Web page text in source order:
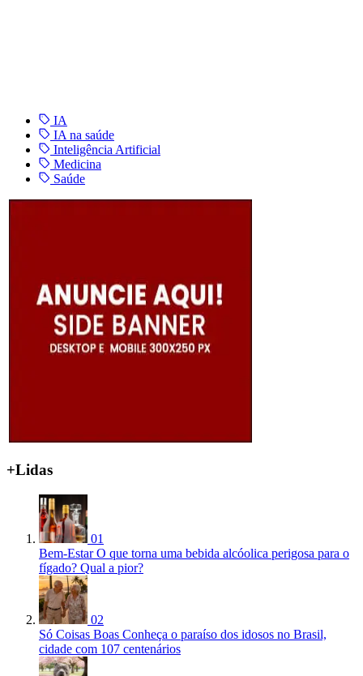
IA
IA na saúde
Inteligência Artificial
Medicina
Saúde
+Lidas
01
Bem-Estar O que torna uma bebida alcóolica perigosa para o
fígado? Qual a pior?
02
Só Coisas Boas Conheça o paraíso dos idosos no Brasil,
cidade com 107 centenários